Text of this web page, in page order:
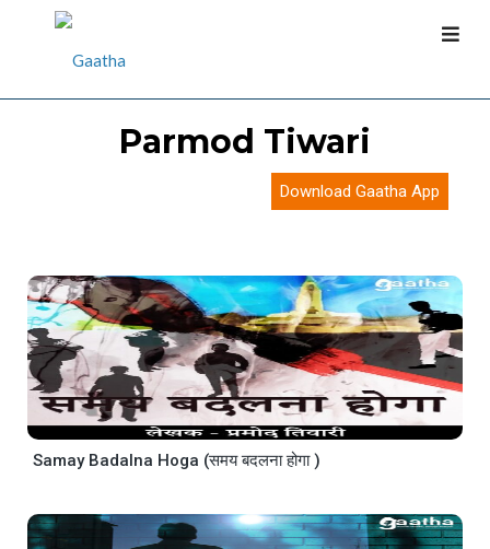
Parmod Tiwari
Download Gaatha App
Samay Badalna Hoga (समय बदलना होगा )